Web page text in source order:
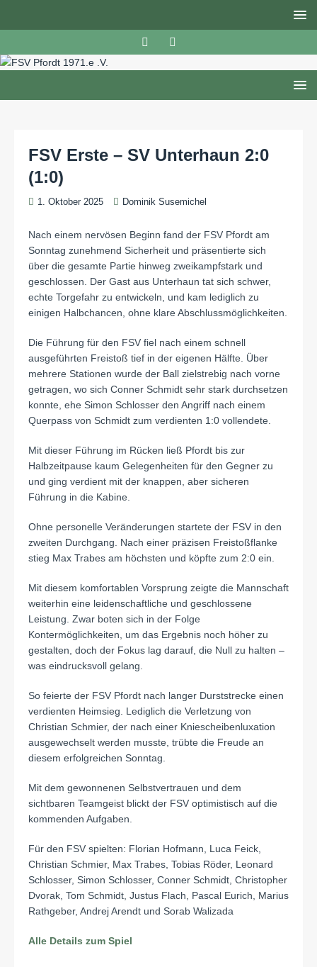
FSV Erste – SV Unterhaun 2:0
(1:0)
1. Oktober 2025 Dominik Susemichel
Nach einem nervösen Beginn fand der FSV Pfordt am
Sonntag zunehmend Sicherheit und präsentierte sich
über die gesamte Partie hinweg zweikampfstark und
geschlossen. Der Gast aus Unterhaun tat sich schwer,
echte Torgefahr zu entwickeln, und kam lediglich zu
einigen Halbchancen, ohne klare Abschlussmöglichkeiten.
Die Führung für den FSV fiel nach einem schnell
ausgeführten Freistoß tief in der eigenen Hälfte. Über
mehrere Stationen wurde der Ball zielstrebig nach vorne
getragen, wo sich Conner Schmidt sehr stark durchsetzen
konnte, ehe Simon Schlosser den Angriff nach einem
Querpass von Schmidt zum verdienten 1:0 vollendete.
Mit dieser Führung im Rücken ließ Pfordt bis zur
Halbzeitpause kaum Gelegenheiten für den Gegner zu
und ging verdient mit der knappen, aber sicheren
Führung in die Kabine.
Ohne personelle Veränderungen startete der FSV in den
zweiten Durchgang. Nach einer präzisen Freistoßflanke
stieg Max Trabes am höchsten und köpfte zum 2:0 ein.
Mit diesem komfortablen Vorsprung zeigte die Mannschaft
weiterhin eine leidenschaftliche und geschlossene
Leistung. Zwar boten sich in der Folge
Kontermöglichkeiten, um das Ergebnis noch höher zu
gestalten, doch der Fokus lag darauf, die Null zu halten –
was eindrucksvoll gelang.
So feierte der FSV Pfordt nach langer Durststrecke einen
verdienten Heimsieg. Lediglich die Verletzung von
Christian Schmier, der nach einer Kniescheibenluxation
ausgewechselt werden musste, trübte die Freude an
diesem erfolgreichen Sonntag.
Mit dem gewonnenen Selbstvertrauen und dem
sichtbaren Teamgeist blickt der FSV optimistisch auf die
kommenden Aufgaben.
Für den FSV spielten: Florian Hofmann, Luca Feick,
Christian Schmier, Max Trabes, Tobias Röder, Leonard
Schlosser, Simon Schlosser, Conner Schmidt, Christopher
Dvorak, Tom Schmidt, Justus Flach, Pascal Eurich, Marius
Rathgeber, Andrej Arendt und Sorab Walizada
Alle Details zum Spiel